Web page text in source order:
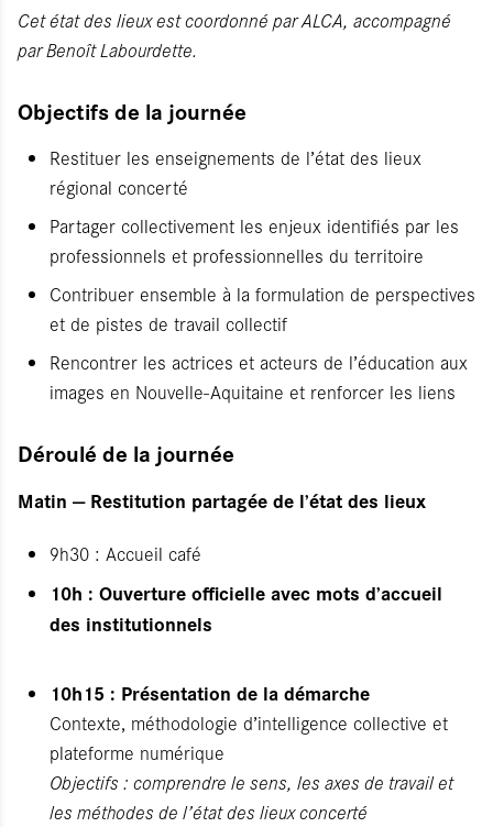
Cet état des lieux est coordonné par ALCA, accompagné
par Benoît Labourdette.
Objectifs de la journée
Restituer les enseignements de l’état des lieux
régional concerté
Partager collectivement les enjeux identifiés par les
professionnels et professionnelles du territoire
Contribuer ensemble à la formulation de perspectives
et de pistes de travail collectif
Rencontrer les actrices et acteurs de l’éducation aux
images en Nouvelle-Aquitaine et renforcer les liens
Déroulé de la journée
Matin — Restitution partagée de l’état des lieux
9h30 : Accueil café
10h : Ouverture officielle avec mots d’accueil
des institutionnels
10h15 : Présentation de la démarche
Contexte, méthodologie d’intelligence collective et
plateforme numérique
Objectifs : comprendre le sens, les axes de travail et
les méthodes de l’état des lieux concerté